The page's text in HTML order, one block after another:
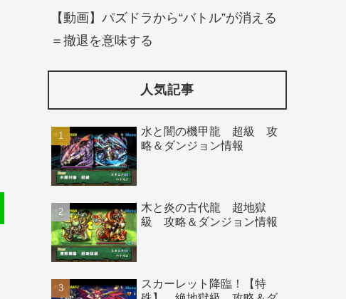
【動画】パズドラから“バトル”が消える
＝撤退を意味する
人気記事
水と闇の機甲龍 超級 攻
略＆ダンジョン情報
木と炎の古代龍 超地獄
級 攻略＆ダンジョン情報
スカーレット降臨！【特